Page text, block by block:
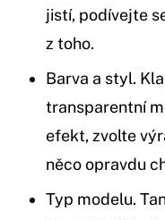
jistí, podívejte
z toho.
Barva a styl.
transparentní
efekt, zvolte
něco opravdu
Typ modelu.